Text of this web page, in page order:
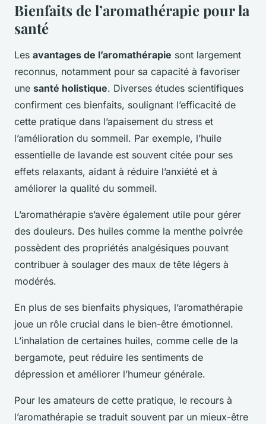
Bienfaits de l’aromathérapie pour la
santé
Les avantages de l’aromathérapie sont largement
reconnus, notamment pour sa capacité à favoriser
une santé holistique. Diverses études scientifiques
confirment ces bienfaits, soulignant l’efficacité de
cette pratique dans l’apaisement du stress et
l’amélioration du sommeil. Par exemple, l’huile
essentielle de lavande est souvent citée pour ses
effets relaxants, aidant à réduire l’anxiété et à
améliorer la qualité du sommeil.
L’aromathérapie s’avère également utile pour gérer
des douleurs. Des huiles comme la menthe poivrée
possèdent des propriétés analgésiques pouvant
contribuer à soulager des maux de tête légers à
modérés.
En plus de ses bienfaits physiques, l’aromathérapie
joue un rôle crucial dans le bien-être émotionnel.
L’inhalation de certaines huiles, comme celle de la
bergamote, peut réduire les sentiments de
dépression et améliorer l’humeur générale.
Pour les amateurs de cette pratique, le recours à
l’aromathérapie se traduit souvent par un mieux-être